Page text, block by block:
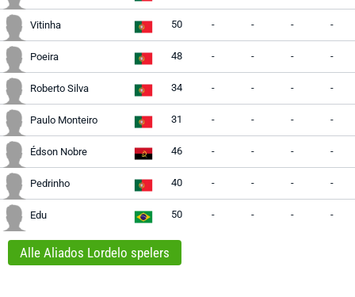
Vitinha 50 - - - -
Poeira 48 - - - -
Roberto Silva 34 - - - -
Paulo Monteiro 31 - - - -
Édson Nobre 46 - - - -
Pedrinho 40 - - - -
Edu 50 - - - -
Alle Aliados Lordelo spelers